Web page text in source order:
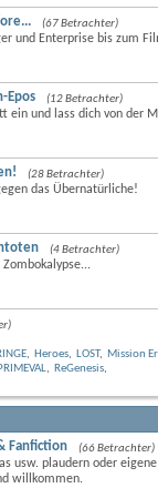
(67 Betrachter)
und Enterprise bis zum
Epos (12 Betrachter)
ein und lass dich von der
(28 Betrachter)
das Übernatürliche!
(4 Betrachter)
, Heroes, LOST, Mission
, ReGenesis,
Fanfiction (66 Betrachter)
usw. plaudern oder
willkommen.